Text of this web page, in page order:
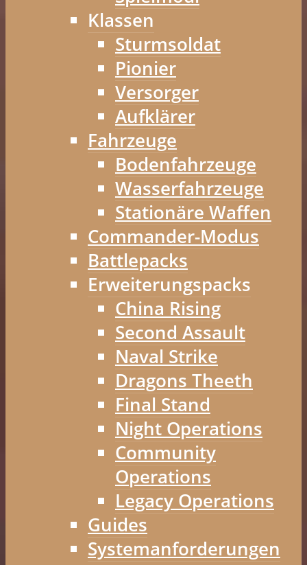
Klassen
Sturmsoldat
Pionier
Versorger
Aufklärer
Fahrzeuge
Bodenfahrzeuge
Wasserfahrzeuge
Stationäre Waffen
Commander-Modus
Battlepacks
Erweiterungspacks
China Rising
Second Assault
Naval Strike
Dragons Theeth
Final Stand
Night Operations
Community
Operations
Legacy Operations
Guides
Systemanforderungen